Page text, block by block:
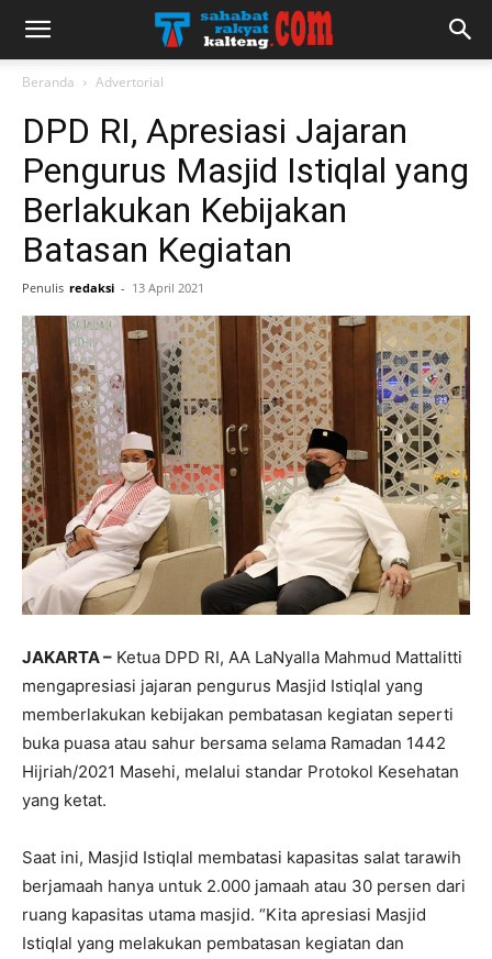
Beranda Advertorial
DPD RI, Apresiasi Jajaran
Pengurus Masjid Istiqlal yang
Berlakukan Kebijakan
Batasan Kegiatan
Penulis redaksi - 13 April 2021
JAKARTA – Ketua DPD RI, AA LaNyalla Mahmud Mattalitti
mengapresiasi jajaran pengurus Masjid Istiqlal yang
memberlakukan kebijakan pembatasan kegiatan seperti
buka puasa atau sahur bersama selama Ramadan 1442
Hijriah/2021 Masehi, melalui standar Protokol Kesehatan
yang ketat.
Saat ini, Masjid Istiqlal membatasi kapasitas salat tarawih
berjamaah hanya untuk 2.000 jamaah atau 30 persen dari
ruang kapasitas utama masjid. “Kita apresiasi Masjid
Istiqlal yang melakukan pembatasan kegiatan dan